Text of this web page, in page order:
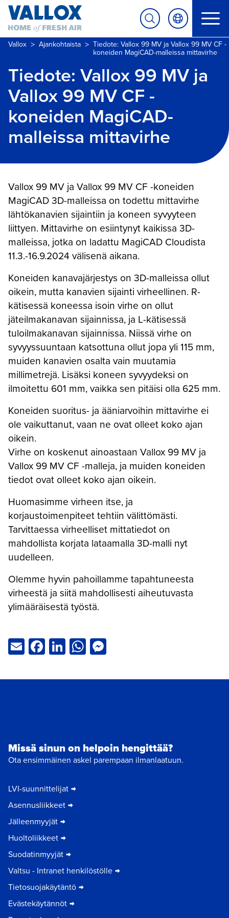
Vallox > Ajankohtaista > Tiedote: Vallox 99 MV ja Vallox 99 MV CF -
koneiden MagiCAD-malleissa mittavirhe
Tiedote: Vallox 99 MV ja
Vallox 99 MV CF -
koneiden MagiCAD-
malleissa mittavirhe
Vallox 99 MV ja Vallox 99 MV CF -koneiden
MagiCAD 3D-malleissa on todettu mittavirhe
lähtökanavien sijaintiin ja koneen syvyyteen
liittyen. Mittavirhe on esiintynyt kaikissa 3D-
malleissa, jotka on ladattu MagiCAD Cloudista
11.3.-16.9.2024 välisenä aikana.
Koneiden kanavajärjestys on 3D-malleissa ollut
oikein, mutta kanavien sijainti virheellinen. R-
kätisessä koneessa isoin virhe on ollut
jäteilmakanavan sijainnissa, ja L-kätisessä
tuloilmakanavan sijainnissa. Niissä virhe on
syvyyssuuntaan katsottuna ollut jopa yli 115 mm,
muiden kanavien osalta vain muutamia
millimetrejä. Lisäksi koneen syvyydeksi on
ilmoitettu 601 mm, vaikka sen pitäisi olla 625 mm.
Koneiden suoritus- ja ääniarvoihin mittavirhe ei
ole vaikuttanut, vaan ne ovat olleet koko ajan
oikein.
Virhe on koskenut ainoastaan Vallox 99 MV ja
Vallox 99 MV CF -malleja, ja muiden koneiden
tiedot ovat olleet koko ajan oikein.
Huomasimme virheen itse, ja
korjaustoimenpiteet tehtiin välittömästi.
Tarvittaessa virheelliset mittatiedot on
mahdollista korjata lataamalla 3D-malli nyt
uudelleen.
Olemme hyvin pahoillamme tapahtuneesta
virheestä ja siitä mahdollisesti aiheutuvasta
ylimääräisestä työstä.
EmailFacebook
LinkedIn
WhatsApp
Missä sinun on helpoin hengittää?
Ota ensimmäinen askel parempaan ilmanlaatuun.
LVI-suunnittelijat
Asennusliikkeet
Jälleenmyyjät
Huoltoliikkeet
Suodatinmyyjät
Valtsu - Intranet henkilöstölle
Tietosuojakäytäntö
Evästekäytännöt